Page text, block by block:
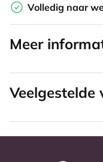
Volledig naar
Meer
Veelgestelde